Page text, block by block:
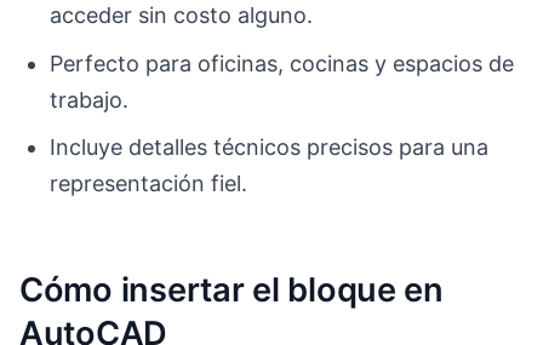
acceder sin costo alguno.
Perfecto para oficinas, cocinas y espacios de
trabajo.
Incluye detalles técnicos precisos para una
representación fiel.
Cómo insertar el bloque en
AutoCAD